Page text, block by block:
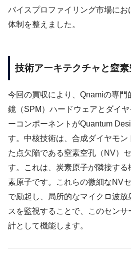
バイスプロファイリング市場にお
体制を整えました。
技術アーキテクチャと窒
今回の買収により、Qnamiの専門
鏡（SPM）ハードウェアとダイ
ーコンポーネントがQuantum
す。中核技術は、合成ダイヤモ
た点欠陥である窒素空孔（NV）
す。これは、炭素原子が隣接す
素原子です。これらの微細なNV
で励起し、局所的なマイクロ波
スを監視することで、このセン
計として機能します。